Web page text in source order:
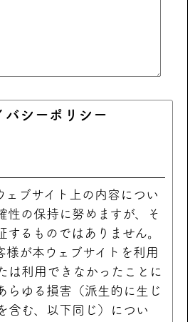
バシーポリシー
ブサイト上の内容につい
性の保持に努めますが、そ
するものではありません。
が本ウェブサイトを利用
は利用できなかったことに
らゆる損害（派生的に生じ
含む、以下同じ）につい